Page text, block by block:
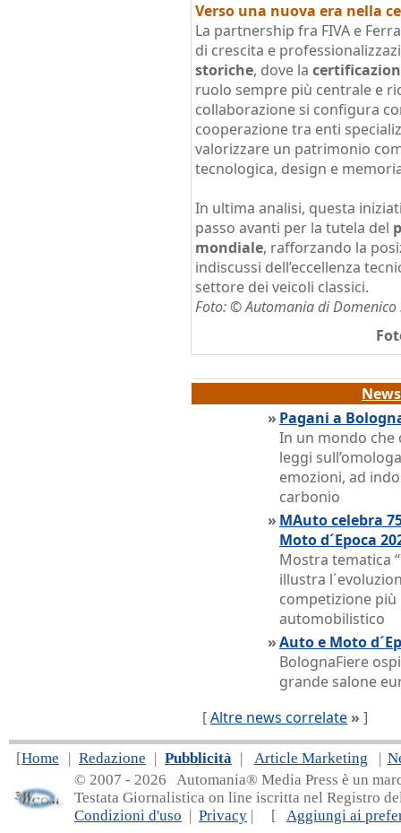
Verso una nuova era nella
La partnership fra FIVA e
di crescita e
storiche, dove la
ruolo sempre più centrale e
collaborazione si configura
cooperazione tra enti
valorizzare un patrimonio
tecnologica, design e
In ultima analisi, questa
passo avanti per la tutela del
mondiale, rafforzando la
indiscussi dell’eccellenza
settore dei veicoli classici.
Foto: © Automania di Domenico
» Pagani a
In un mondo che
leggi
emozioni, ad
carbonio
» MAuto celebra
Moto d´Epoca
Mostra tematica
illustra
competizione
automobilistico
»Auto e Moto
BolognaFiere
grande salone
[Altre news correlate » ]
[Home | Redazione | Pubblicità | Article Marketing |
© 2007 - 2026 Automania® Media Press è un
Testata Giornalistica on line iscritta nel Registro
Condizioni d'uso | Privacy | [ Aggiungi ai